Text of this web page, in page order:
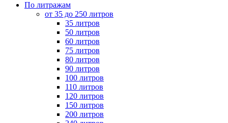
По литражам
от 35 до 250 литров
35 литров
50 литров
60 литров
75 литров
80 литров
90 литров
100 литров
110 литров
120 литров
150 литров
200 литров